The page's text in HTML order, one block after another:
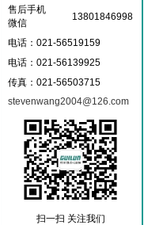
36359826
销欧美及
客户提供经
售后手机
微信
13801846998
电话：021-56519159
电话：021-56139925
传真：021-56503715
stevenwang2004@126.com
扫一扫 关注我们